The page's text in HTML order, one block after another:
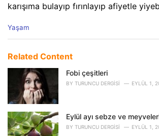
karışıma bulayıp fırınlayıp afiyetle
C
e
e
:
Yaşam
Related Content
Fobi çeşitleri
BY TURUNCU DERGISI EYLÜL 1,
Eylül ayı sebze ve
BY TURUNCU DERGISI EYLÜL 1,